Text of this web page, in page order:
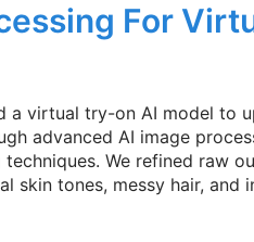
For
a virtual try-on AI model to
advanced AI image
We refined raw
skin tones, messy hair, and